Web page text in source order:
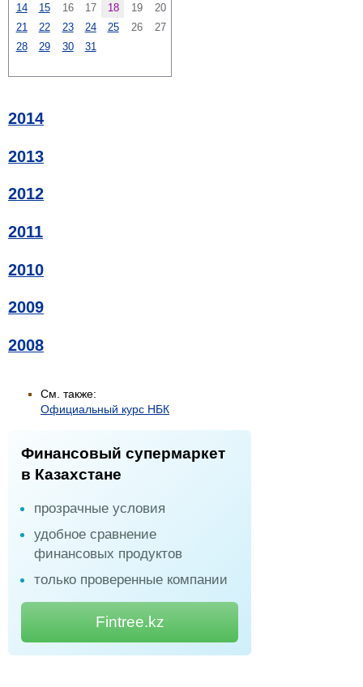
14
15 16 17 18 19
20
21
22 23 24 25 26
27
28
29 30 31
2014
2013
2012
2011
2010
2009
2008
См. также:
Официальный курс НБК
Финансовый супермаркет
в Казахстане
прозрачные условия
удобное сравнение
финансовых продуктов
только проверенные компании
Fintree.kz